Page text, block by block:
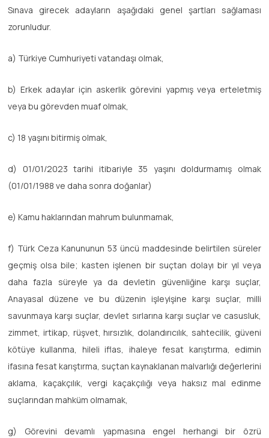
Sınava girecek adayların aşağıdaki genel şartları sağlaması
zorunludur.
a) Türkiye Cumhuriyeti vatandaşı olmak,
b) Erkek adaylar için askerlik görevini yapmış veya erteletmiş
veya bu görevden muaf olmak,
c) 18 yaşını bitirmiş olmak,
d) 01/01/2023 tarihi itibariyle 35 yaşını doldurmamış olmak
(01/01/1988 ve daha sonra doğanlar)
e) Kamu haklarından mahrum bulunmamak,
f) Türk Ceza Kanununun 53 üncü maddesinde belirtilen süreler
geçmiş olsa bile; kasten işlenen bir suçtan dolayı bir yıl veya
daha fazla süreyle ya da devletin güvenliğine karşı suçlar,
Anayasal düzene ve bu düzenin işleyişine karşı suçlar, milli
savunmaya karşı suçlar, devlet sırlarına karşı suçlar ve casusluk,
zimmet, irtikap, rüşvet, hırsızlık, dolandırıcılık, sahtecilik, güveni
kötüye kullanma, hileli iflas, ihaleye fesat karıştırma, edimin
ifasına fesat karıştırma, suçtan kaynaklanan malvarlığı değerlerini
aklama, kaçakçılık, vergi kaçakçılığı veya haksız mal edinme
suçlarından mahküm olmamak,
g) Görevini devamlı yapmasına engel herhangi bir özrü